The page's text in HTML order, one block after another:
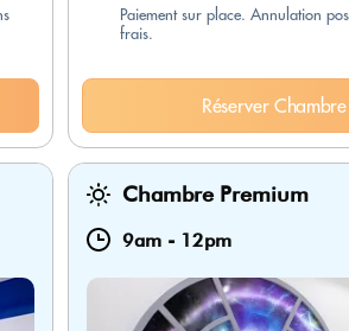
Paiement sur place. Annulation
frais.
Réserver
Chambre Premium
9am - 12pm